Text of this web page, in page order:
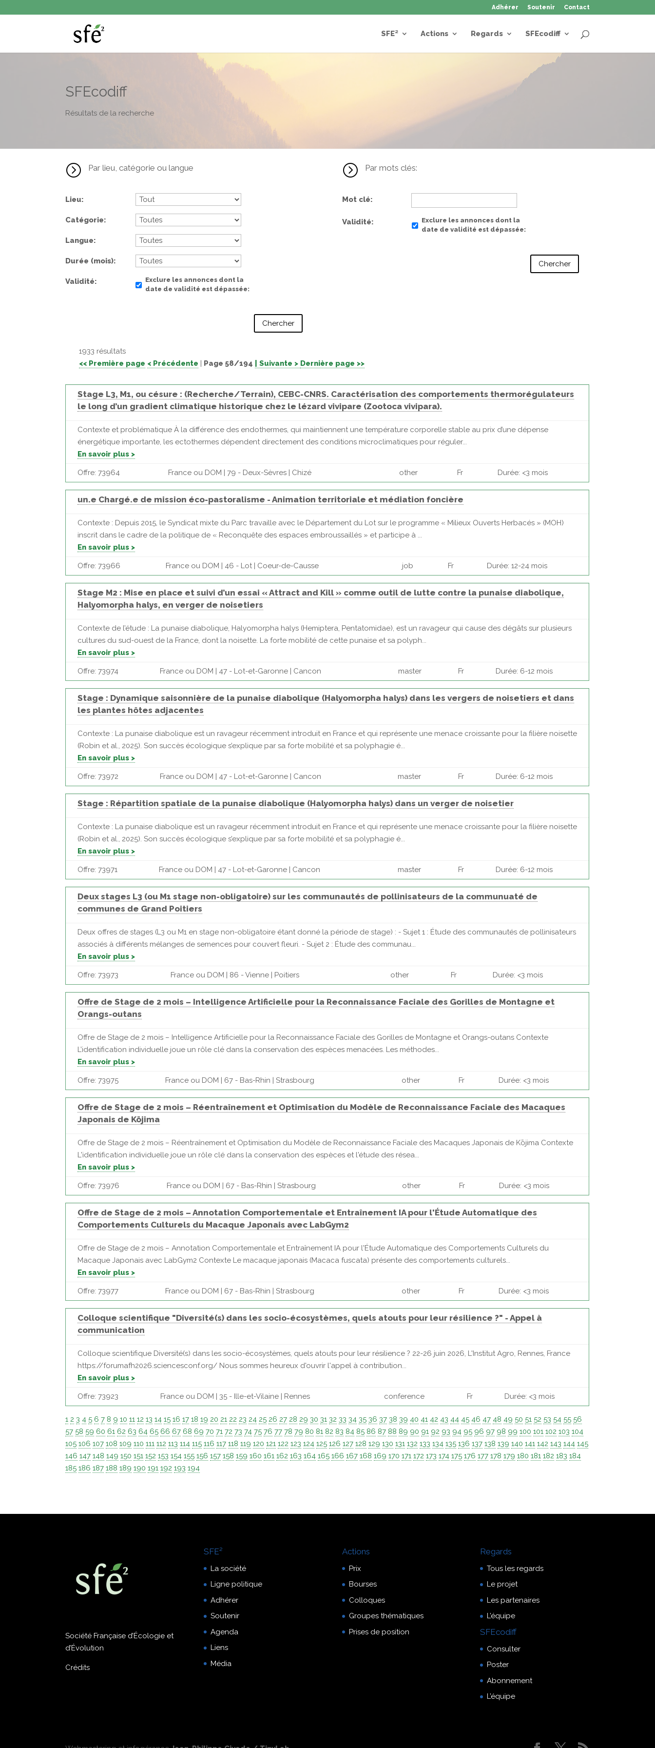
Adhérer Soutenir Contact
SFE² Actions Regards SFEcodiff
SFEcodiff
Résultats de la recherche
= Par lieu, catégorie ou langue
Lieu
Catégorie
Langue
Durée (mois)
Validité
Exclure les annonces dont la
date de validité est dépassée
= Par mots clés:
Mot clé
Validité
Exclure les annonces dont la
date de validité est dépassée
1933 résultats
<< Première page < Précédente Page 58/194 | Suivante > Dernière page >>
Stage L3, M1, ou césure : (Recherche/Terrain), CEBC-CNRS. Caractérisation des comportements thermorégulateurs
le long d’un gradient climatique historique chez le lézard vivipare (Zootoca vivipara).
Contexte et problématique À la différence des endothermes, qui maintiennent une température corporelle stable au prix d’une dépense
énergétique importante, les ectothermes dépendent directement des conditions microclimatiques pour réguler...
En savoir plus >
Offre: 73964 France ou DOM | 79 - Deux-Sèvres | Chizé other Fr Durée: <3 mois
un.e Chargé.e de mission éco-pastoralisme - Animation territoriale et médiation foncière
Contexte : Depuis 2015, le Syndicat mixte du Parc travaille avec le Département du Lot sur le programme « Milieux Ouverts Herbacés » (MOH)
inscrit dans le cadre de la politique de « Reconquête des espaces embroussaillés » et participe à ...
En savoir plus >
Offre: 73966 France ou DOM | 46 - Lot | Coeur-de-Causse job Fr Durée: 12-24 mois
Stage M2 : Mise en place et suivi d’un essai « Attract and Kill » comme outil de lutte contre la punaise diabolique,
Halyomorpha halys, en verger de noisetiers
Contexte de l’étude : La punaise diabolique, Halyomorpha halys (Hemiptera, Pentatomidae), est un ravageur qui cause des dégâts sur plusieurs
cultures du sud-ouest de la France, dont la noisette. La forte mobilité de cette punaise et sa polyph...
En savoir plus >
Offre: 73974 France ou DOM | 47 - Lot-et-Garonne | Cancon master Fr Durée: 6-12 mois
Stage : Dynamique saisonnière de la punaise diabolique (Halyomorpha halys) dans les vergers de noisetiers et dans
les plantes hôtes adjacentes
Contexte : La punaise diabolique est un ravageur récemment introduit en France et qui représente une menace croissante pour la filière noisette
(Robin et al., 2025). Son succès écologique s’explique par sa forte mobilité et sa polyphagie é...
En savoir plus >
Offre: 73972 France ou DOM | 47 - Lot-et-Garonne | Cancon master Fr Durée: 6-12 mois
Stage : Répartition spatiale de la punaise diabolique (Halyomorpha halys) dans un verger de noisetier
Contexte : La punaise diabolique est un ravageur récemment introduit en France et qui représente une menace croissante pour la filière noisette
(Robin et al., 2025). Son succès écologique s’explique par sa forte mobilité et sa polyphagie é...
En savoir plus >
Offre: 73971 France ou DOM | 47 - Lot-et-Garonne | Cancon master Fr Durée: 6-12 mois
Deux stages L3 (ou M1 stage non-obligatoire) sur les communautés de pollinisateurs de la communuaté de
communes de Grand Poitiers
Deux offres de stages (L3 ou M1 en stage non-obligatoire étant donné la période de stage) : - Sujet 1 : Étude des communautés de pollinisateurs
associés à différents mélanges de semences pour couvert fleuri. - Sujet 2 : Étude des communau...
En savoir plus >
Offre: 73973 France ou DOM | 86 - Vienne | Poitiers other Fr Durée: <3 mois
Offre de Stage de 2 mois – Intelligence Artificielle pour la Reconnaissance Faciale des Gorilles de Montagne et
Orangs-outans
Offre de Stage de 2 mois – Intelligence Artificielle pour la Reconnaissance Faciale des Gorilles de Montagne et Orangs-outans Contexte
L’identification individuelle joue un rôle clé dans la conservation des espèces menacées. Les méthodes...
En savoir plus >
Offre: 73975 France ou DOM | 67 - Bas-Rhin | Strasbourg other Fr Durée: <3 mois
Offre de Stage de 2 mois – Réentraînement et Optimisation du Modèle de Reconnaissance Faciale des Macaques
Japonais de Kōjima
Offre de Stage de 2 mois – Réentraînement et Optimisation du Modèle de Reconnaissance Faciale des Macaques Japonais de Kōjima Contexte
L'identification individuelle joue un rôle clé dans la conservation des espèces et l'étude des résea...
En savoir plus >
Offre: 73976 France ou DOM | 67 - Bas-Rhin | Strasbourg other Fr Durée: <3 mois
Offre de Stage de 2 mois – Annotation Comportementale et Entraînement IA pour l'Étude Automatique des
Comportements Culturels du Macaque Japonais avec LabGym2
Offre de Stage de 2 mois – Annotation Comportementale et Entraînement IA pour l'Étude Automatique des Comportements Culturels du
Macaque Japonais avec LabGym2 Contexte Le macaque japonais (Macaca fuscata) présente des comportements culturels...
En savoir plus >
Offre: 73977 France ou DOM | 67 - Bas-Rhin | Strasbourg other Fr Durée: <3 mois
Colloque scientifique "Diversité(s) dans les socio-écosystèmes, quels atouts pour leur résilience ?" - Appel à
communication
Colloque scientifique Diversité(s) dans les socio-écosystèmes, quels atouts pour leur résilience ? 22-26 juin 2026, L'Institut Agro, Rennes, France
https://forumafh2026.sciencesconf.org/ Nous sommes heureux d'ouvrir l'appel à contribution...
En savoir plus >
Offre: 73923 France ou DOM | 35 - Ille-et-Vilaine | Rennes conference Fr Durée: <3 mois
1 2 3 4 5 6 7 8 9 10 11 12 13 14 15 16 17 18 19 20 21 22 23 24 25 26 27 28 29 30 31 32 33 34 35 36 37 38 39 40 41 42 43 44 45 46 47 48 49 50 51 52 53 54 55 56
57 58 59 60 61 62 63 64 65 66 67 68 69 70 71 72 73 74 75 76 77 78 79 80 81 82 83 84 85 86 87 88 89 90 91 92 93 94 95 96 97 98 99 100 101 102 103 104
105 106 107 108 109 110 111 112 113 114 115 116 117 118 119 120 121 122 123 124 125 126 127 128 129 130 131 132 133 134 135 136 137 138 139 140 141 142 143 144 145
146 147 148 149 150 151 152 153 154 155 156 157 158 159 160 161 162 163 164 165 166 167 168 169 170 171 172 173 174 175 176 177 178 179 180 181 182 183 184
185 186 187 188 189 190 191 192 193 194
Société Française d’Écologie et
d’Évolution
Crédits
SFE²
La société
Ligne politique
Adhérer
Soutenir
Agenda
Liens
Média
Actions
Prix
Bourses
Colloques
Groupes thématiques
Prises de position
Regards
Tous les regards
Le projet
Les partenaires
L’équipe
SFEcodiff
Consulter
Poster
Abonnement
L’équipe